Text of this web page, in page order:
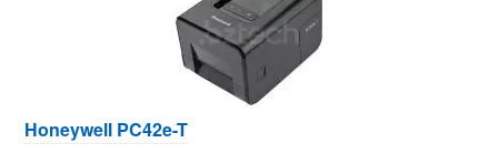
Honeywell PC42e-T